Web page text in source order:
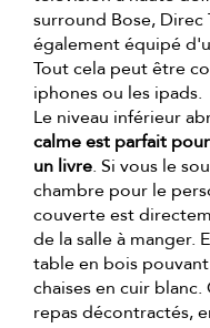
surround Bose, Direc
également équipé
Tout cela peut être
iphones ou les ipads.
Le niveau inférieur
calme est parfait
un livre. Si vous le
chambre pour le
couverte est
de la salle à manger.
table en bois
chaises en cuir
repas décontractés,